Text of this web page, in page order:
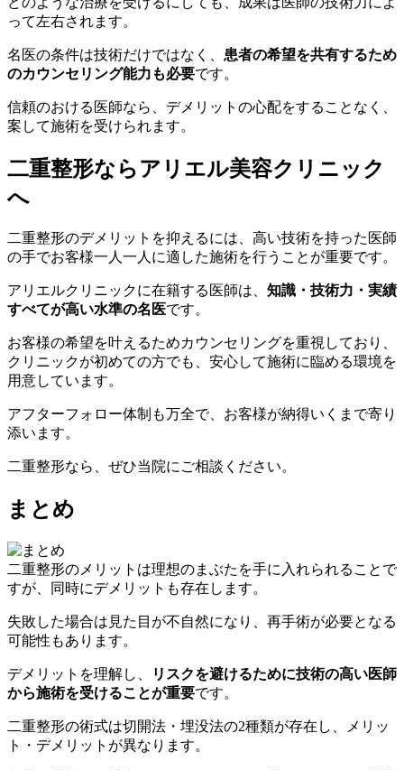
って左右されます。
名医の条件は技術だけではなく、 患者の希望を共有するため
のカウンセリング能力も必要です。
信頼のおける医師なら、デメリットの心配をすることなく、
案して施術を受けられます。
二重整形ならアリエル美容クリニック
へ
二重整形のデメリットを抑えるには、高い技術を持った医師
の手でお客様一人一人に適した施術を行うことが重要です。
アリエルクリニックに在籍する医師は、 知識・技術力・実績
すべてが高い水準の名医です。
お客様の希望を叶えるためカウンセリングを重視しており、
クリニックが初めての方でも、安心して施術に臨める環境を
用意しています。
アフターフォロー体制も万全で、お客様が納得いくまで寄り
添います。
二重整形なら、ぜひ当院にご相談ください。
まとめ
二重整形のメリットは理想のまぶたを手に入れられることで
すが、同時にデメリットも存在します。
失敗した場合は見た目が不自然になり、再手術が必要となる
可能性もあります。
デメリットを理解し、
リスクを避けるために技術の高い医師
から施術を受けることが重要です。
二重整形の術式は切開法・埋没法の2種類が存在し、メリッ
ト・デメリットが異なります。